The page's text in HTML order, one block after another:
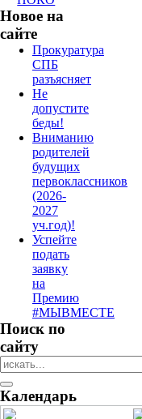
Новое на
сайте
Прокуратура
СПБ
разъясняет
Не
допустите
беды!
Вниманию
родителей
будущих
первоклассников
(2026-
2027
уч.год)!
Успейте
подать
заявку
на
Премию
#МЫВМЕСТЕ
Поиск по
сайту
Календарь